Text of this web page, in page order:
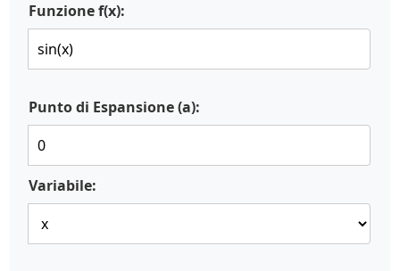
Funzione f(x):
Punto di Espansione (a):
Variabile: